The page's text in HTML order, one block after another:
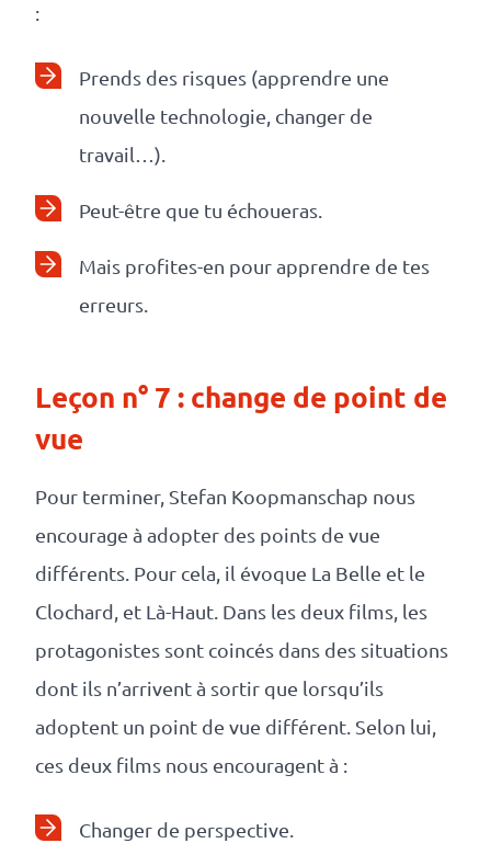
:
Prends des risques (apprendre une
nouvelle technologie, changer de
travail…).
Peut-être que tu échoueras.
Mais profites-en pour apprendre de tes
erreurs.
Leçon n° 7 : change de point de
vue
Pour terminer, Stefan Koopmanschap nous
encourage à adopter des points de vue
différents. Pour cela, il évoque La Belle et le
Clochard, et Là-Haut. Dans les deux films, les
protagonistes sont coincés dans des situations
dont ils n’arrivent à sortir que lorsqu’ils
adoptent un point de vue différent. Selon lui,
ces deux films nous encouragent à :
Changer de perspective.